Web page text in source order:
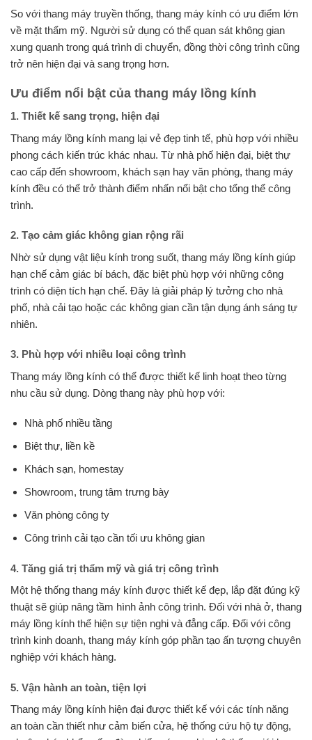
So với thang máy truyền thống, thang máy kính có ưu điểm lớn
về mặt thẩm mỹ. Người sử dụng có thể quan sát không gian
xung quanh trong quá trình di chuyển, đồng thời công trình cũng
trở nên hiện đại và sang trọng hơn.
Ưu điểm nổi bật của thang máy lồng kính
1. Thiết kế sang trọng, hiện đại
Thang máy lồng kính mang lại vẻ đẹp tinh tế, phù hợp với nhiều
phong cách kiến trúc khác nhau. Từ nhà phố hiện đại, biệt thự
cao cấp đến showroom, khách sạn hay văn phòng, thang máy
kính đều có thể trở thành điểm nhấn nổi bật cho tổng thể công
trình.
2. Tạo cảm giác không gian rộng rãi
Nhờ sử dụng vật liệu kính trong suốt, thang máy lồng kính giúp
hạn chế cảm giác bí bách, đặc biệt phù hợp với những công
trình có diện tích hạn chế. Đây là giải pháp lý tưởng cho nhà
phố, nhà cải tạo hoặc các không gian cần tận dụng ánh sáng tự
nhiên.
3. Phù hợp với nhiều loại công trình
Thang máy lồng kính có thể được thiết kế linh hoạt theo từng
nhu cầu sử dụng. Dòng thang này phù hợp với:
Nhà phố nhiều tầng
Biệt thự, liền kề
Khách sạn, homestay
Showroom, trung tâm trưng bày
Văn phòng công ty
Công trình cải tạo cần tối ưu không gian
4. Tăng giá trị thẩm mỹ và giá trị công trình
Một hệ thống thang máy kính được thiết kế đẹp, lắp đặt đúng kỹ
thuật sẽ giúp nâng tầm hình ảnh công trình. Đối với nhà ở, thang
máy lồng kính thể hiện sự tiện nghi và đẳng cấp. Đối với công
trình kinh doanh, thang máy kính góp phần tạo ấn tượng chuyên
nghiệp với khách hàng.
5. Vận hành an toàn, tiện lợi
Thang máy lồng kính hiện đại được thiết kế với các tính năng
an toàn cần thiết như cảm biến cửa, hệ thống cứu hộ tự động,